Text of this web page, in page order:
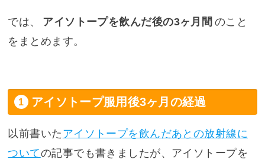
では、 アイソトープを飲んだ後の3ヶ月間 のこと
をまとめます。
アイソトープ服用後3ヶ月の経過
以前書いた アイソトープを飲んだあとの放射線に
ついての記事でも書きましたが、アイソトープを